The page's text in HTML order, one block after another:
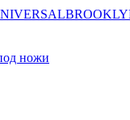
ножи